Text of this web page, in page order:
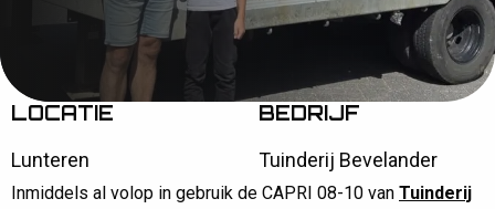
HOME
AFLEVERINGEN
LOCATIE
Lunteren
BEDRIJF
Tuinderij Bevelander
Inmiddels al volop in gebruik de CAPRI 08-10 van Tuinderij